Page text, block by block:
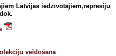
Latvijas iedzīvotājiem,represiju
veidošana